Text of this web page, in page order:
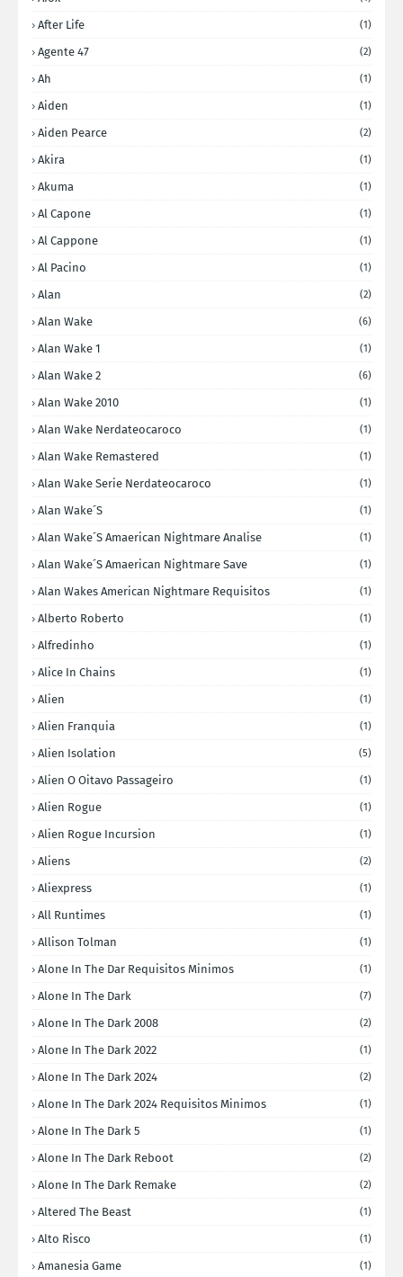
After Life (1)
Agente 47 (2)
Ah (1)
Aiden (1)
Aiden Pearce (2)
Akira (1)
Akuma (1)
Al Capone (1)
Al Cappone (1)
Al Pacino (1)
Alan (2)
Alan Wake (6)
Alan Wake 1 (1)
Alan Wake 2 (6)
Alan Wake 2010 (1)
Alan Wake Nerdateocaroco (1)
Alan Wake Remastered (1)
Alan Wake Serie Nerdateocaroco (1)
Alan Wake´s (1)
Alan Wake´s Amaerican Nightmare Analise (1)
Alan Wake´s Amaerican Nightmare Save (1)
Alan Wakes American Nightmare Requisitos (1)
Alberto Roberto (1)
Alfredinho (1)
Alice In Chains (1)
Alien (1)
Alien Franquia (1)
Alien Isolation (5)
Alien O Oitavo Passageiro (1)
Alien Rogue (1)
Alien Rogue Incursion (1)
Aliens (2)
Aliexpress (1)
All Runtimes (1)
Allison Tolman (1)
Alone In The Dar Requisitos Minimos (1)
Alone In The Dark (7)
Alone In The Dark 2008 (2)
Alone In The Dark 2022 (1)
Alone In The Dark 2024 (2)
Alone In The Dark 2024 Requisitos Minimos (1)
Alone In The Dark 5 (1)
Alone In The Dark Reboot (2)
Alone In The Dark Remake (2)
Altered The Beast (1)
Alto Risco (1)
Amanesia Game (1)